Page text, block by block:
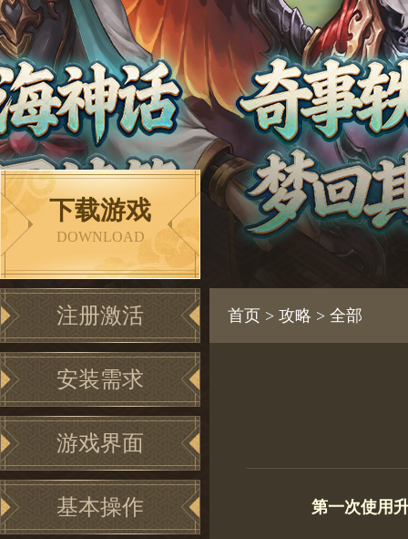
下载游戏
DOWNLOAD
注册激活
安装需求
游戏界面
基本操作
首页 > 攻略 > 全部
第一次使用